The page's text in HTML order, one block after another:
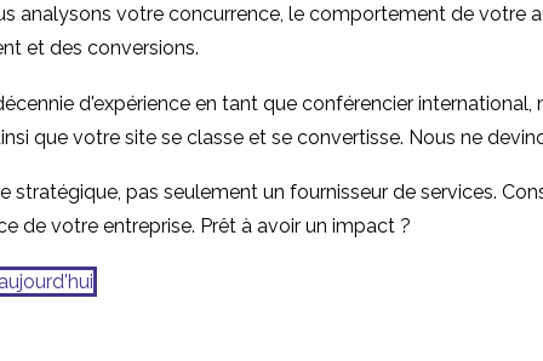
analysons votre concurrence, le comportement de votre
et des conversions.
d'expérience en tant que conférencier
que votre site se classe et se convertisse. Nous ne
stratégique, pas seulement un fournisseur de services.
de votre entreprise. Prêt à avoir un impact ?